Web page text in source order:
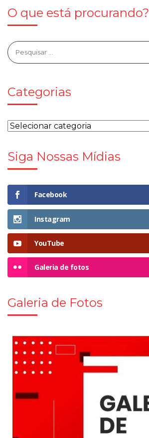
O que está procurando?
Categorias
Siga Nossas Mídias
Facebook
Instagram
YouTube
Galeria de fotos
Galeria de Fotos